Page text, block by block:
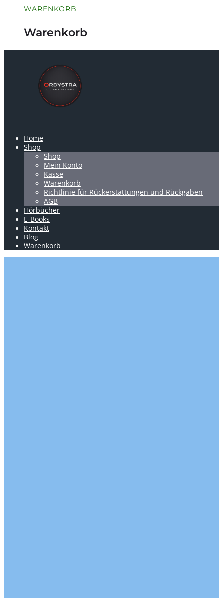
WARENKORB
Warenkorb
Home
Shop
Shop
Mein Konto
Kasse
Warenkorb
Richtlinie für Rückerstattungen und Rückgaben
AGB
Hörbücher
E-Books
Kontakt
Blog
Warenkorb